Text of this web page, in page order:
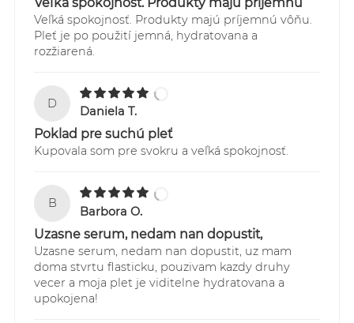
Veľká spokojnosť. Produkty majú príjemnú vôňu.
Pleť je po použití jemná, hydratovana a
rozžiarená.
D
Daniela T.
Poklad pre suchú pleť
Kupovala som pre svokru a veľká spokojnosť.
B
Barbora O.
Uzasne serum, nedam nan dopustit,
Uzasne serum, nedam nan dopustit, uz mam
doma stvrtu flasticku, pouzivam kazdy druhy
vecer a moja plet je viditelne hydratovana a
upokojena!